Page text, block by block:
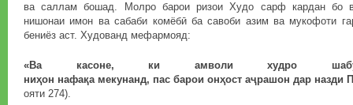
ва саллам бошад. Молро барои ризои Худо сарф кардан бо
нишонаи имон ва сабаби комёбӣ ба савоби азим ва мукофоти
бениёз аст. Худованд мефармояд:
«Ва касоне, ки амволи худро
ниҳон нафақа мекунанд, пас барои онҳост аҷрашон дар назди
ояти 274).